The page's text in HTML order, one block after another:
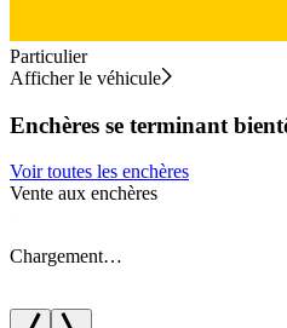
Particulier
Afficher le véhicule
Enchères se terminant
Voir toutes les enchères
Vente aux enchères
Chargement…